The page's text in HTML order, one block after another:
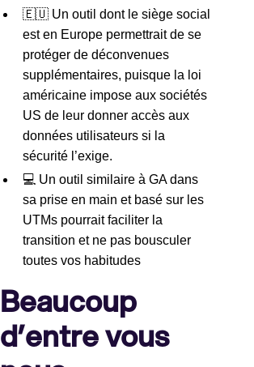
🇪🇺 Un outil dont le siège social
est en Europe permettrait de se
protéger de déconvenues
supplémentaires, puisque la loi
américaine impose aux sociétés
US de leur donner accès aux
données utilisateurs si la
sécurité l’exige.
💻 Un outil similaire à GA dans
sa prise en main et basé sur les
UTMs pourrait faciliter la
transition et ne pas bousculer
toutes vos habitudes
Beaucoup
d’entre vous